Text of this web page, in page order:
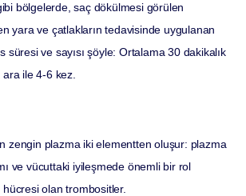
bölgelerde, saç dökülmesi görülen
yara ve çatlakların tedavisinde uygulanan
süresi ve sayısı şöyle: Ortalama 30 dakikalık
ile 4-6 kez.
zengin plazma iki elementten oluşur: plazma
ve vücuttaki iyileşmede önemli bir rol
olan trombositler.